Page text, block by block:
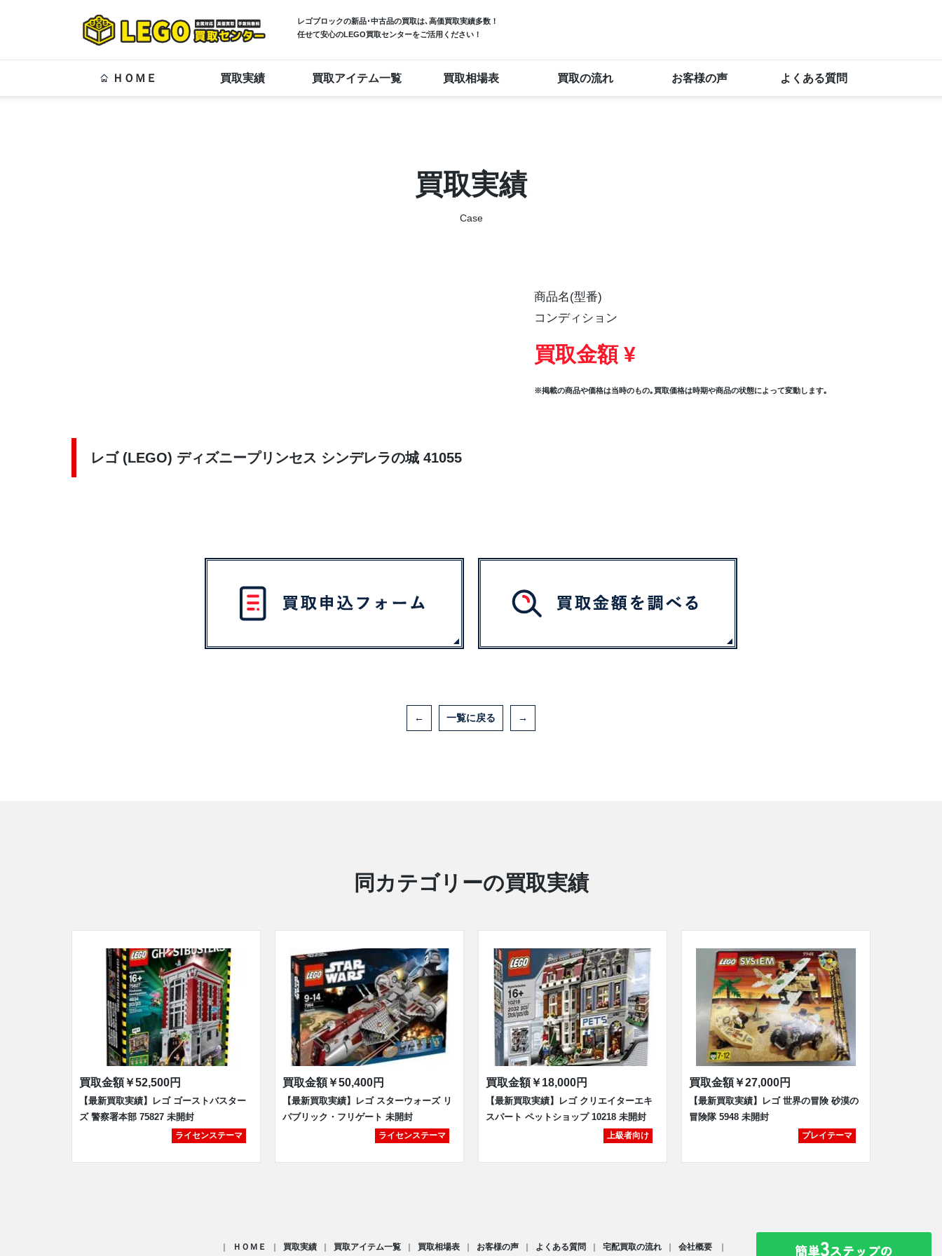
レゴブロックの新品･中古品の買取は､高価買取実績多数！
任せて安心のLEGO買取センターをご活用ください！
ＨＯＭＥ 買取実績 買取アイテム一覧 買取相場表 買取の流れ お客様の声 よくある質問
買取実績
Case
商品名(型番)
コンディション
買取金額 ¥
※掲載の商品や価格は当時のもの｡買取価格は時期や商品の状態によって変動します｡
レゴ (LEGO) ディズニープリンセス シンデレラの城 41055
← 一覧に戻る →
同カテゴリーの買取実績
買取金額￥52,500円
【最新買取実績】レゴ ゴーストバスター
ズ 警察署本部 75827 未開封
ライセンステーマ
買取金額￥50,400円
【最新買取実績】レゴ スターウォーズ リ
パブリック・フリゲート 未開封
ライセンステーマ
買取金額￥18,000円
【最新買取実績】レゴ クリエイターエキ
スパート ペットショップ 10218 未開封
上級者向け
買取金額￥27,000円
【最新買取実績】レゴ 世界の冒険 砂漠の
冒険隊 5948 未開封
プレイテーマ
ＨＯＭＥ 買取実績 買取アイテム一覧 買取相場表 お客様の声 よくある質問 宅配買取の流れ 会社概要